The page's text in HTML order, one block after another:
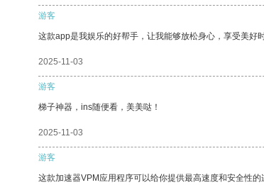
游客
这款app是我娱乐的好帮手，让我能够放松身心，享受美好时
2025-11-03
游客
梯子神器，ins随便看，美美哒！
2025-11-03
游客
这款加速器VPM应用程序可以给你提供最高速度和安全性的